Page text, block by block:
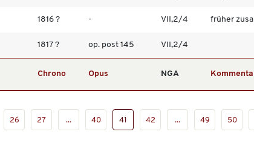
1816 ? - VII,2/4 früher
1817 ? op. post 145 VII,2/4
Chrono Opus NGA
26 27 ... 40 41 42 ... 49 50